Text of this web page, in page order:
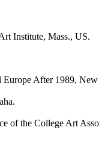
Institute, Mass., US.
After 1989,
of the College Art